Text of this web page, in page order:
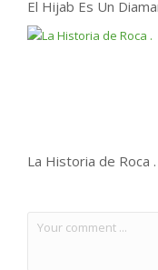
La Historia de Roca .